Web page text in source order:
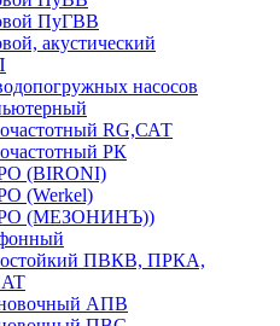
ПуГВВ
акустический
насосов
RG,САТ
РК
(BIRONI)
(Werkel)
(МЕЗОНИНЪ))
ПВКВ, ПРКА,
АПВ